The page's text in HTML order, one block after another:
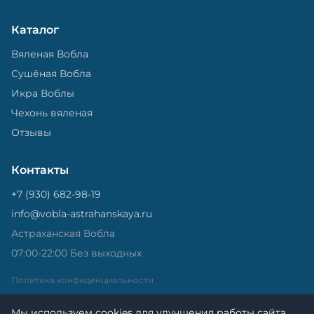
Каталог
Вяленая Вобла
Сушёная Вобла
Икра Воблы
Чехонь вяленая
Отзывы
Контакты
+7 (930) 682-98-19
info@vobla-astrahanskaya.ru
Астраханская Вобла
07:00-22:00 Без выходных
Политика конфиденциальности